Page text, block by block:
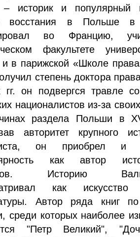
историк и популярный
восстания в Польше
во Францию,
факультете
и в парижской «Школе
степень доктора
гг. он подвергся травле
националистов из-за
раздела Польши в
авторитет крупного
он приобрел и
как автор
Историю
как
Автор ряда книг
среди которых наиболее
"Петр Великий",